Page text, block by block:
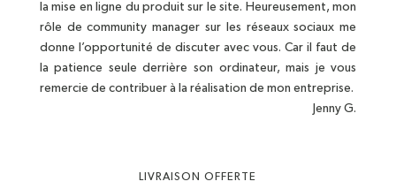
la mise en ligne du produit sur le site. Heureusement, mon
rôle de community manager sur les réseaux sociaux me
donne l’opportunité de discuter avec vous. Car il faut de
la patience seule derrière son ordinateur, mais je vous
remercie de contribuer à la réalisation de mon entreprise.
Jenny G.
LIVRAISON OFFERTE